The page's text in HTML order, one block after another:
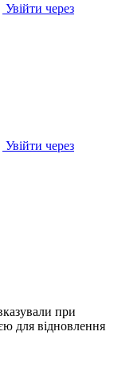
Увійти через
Увійти через
при
для відновлення